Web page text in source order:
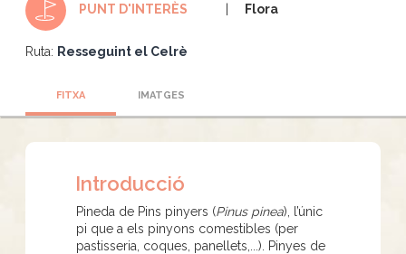
PUNT D'INTERÈS Flora
Ruta: Resseguint el Celrè
FITXA IMATGES
Introducció
Pineda de Pins pinyers (Pinus pinea), l’únic
pi que a els pinyons comestibles (per
pastisseria, coques, panellets,...). Pinyes de